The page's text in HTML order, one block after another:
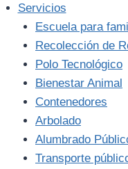
Servicios
Escuela para
Recolección de
Polo Tecnológico
Bienestar Animal
Contenedores
Arbolado
Alumbrado
Transporte